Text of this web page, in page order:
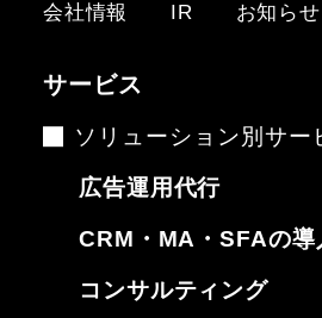
会社情報 IR お知らせ
サービス
ソリューション別サー
広告運用代行
CRM・MA・SFAの導
コンサルティング